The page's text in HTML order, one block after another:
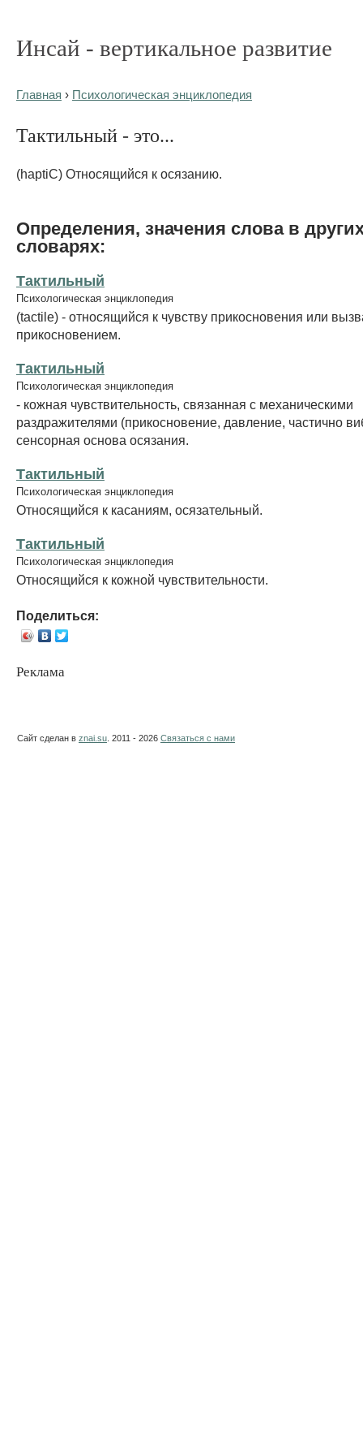
Инсай - вертикальное развитие
Главная › Психологическая энциклопедия
Тактильный - это...
(haptiС) Относящийся к осязанию.
Определения, значения слова в
словарях:
Тактильный
Психологическая энциклопедия
(tactile) - относящийся к чувству прикосновения или
прикосновением.
Тактильный
Психологическая энциклопедия
- кожная чувствительность, связанная с механическими
раздражителями (прикосновение, давление, частично
сенсорная основа осязания.
Тактильный
Психологическая энциклопедия
Относящийся к касаниям, осязательный.
Тактильный
Психологическая энциклопедия
Относящийся к кожной чувствительности.
Поделиться:
Реклама
Сайт сделан в znai.su . 2011 - 2026 Связаться с нами